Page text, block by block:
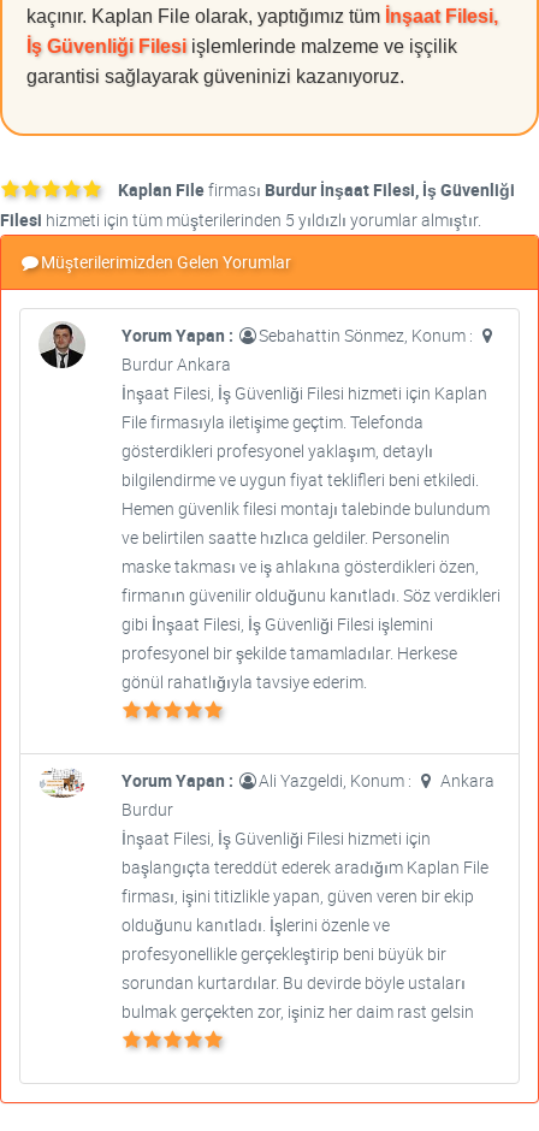
kaçınır. Kaplan File olarak, yaptığımız tüm İnşaat Filesi,
İş Güvenliği Filesi işlemlerinde malzeme ve işçilik
garantisi sağlayarak güveninizi kazanıyoruz.
Kaplan Filefirması Burdur İnşaat Filesi, İş Güvenliği
Filesi hizmeti için tüm müşterilerinden 5 yıldızlı yorumlar almıştır.
Müşterilerimizden Gelen Yorumlar
Yorum Yapan :
Sebahattin Sönmez, Konum :
Burdur Ankara
İnşaat Filesi, İş Güvenliği Filesi hizmeti için Kaplan
File firmasıyla iletişime geçtim. Telefonda
gösterdikleri profesyonel yaklaşım, detaylı
bilgilendirme ve uygun fiyat teklifleri beni etkiledi.
Hemen güvenlik filesi montajı talebinde bulundum
ve belirtilen saatte hızlıca geldiler. Personelin
maske takması ve iş ahlakına gösterdikleri özen,
firmanın güvenilir olduğunu kanıtladı. Söz verdikleri
gibi İnşaat Filesi, İş Güvenliği Filesi işlemini
profesyonel bir şekilde tamamladılar. Herkese
gönül rahatlığıyla tavsiye ederim.
Yorum Yapan : Ali Yazgeldi, Konum :
Ankara
Burdur
İnşaat Filesi, İş Güvenliği Filesi hizmeti için
başlangıçta tereddüt ederek aradığım Kaplan File
firması, işini titizlikle yapan, güven veren bir ekip
olduğunu kanıtladı. İşlerini özenle ve
profesyonellikle gerçekleştirip beni büyük bir
sorundan kurtardılar. Bu devirde böyle ustaları
bulmak gerçekten zor, işiniz her daim rast gelsin